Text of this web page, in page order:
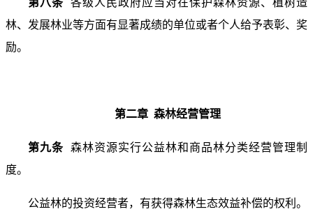
第八条 各级人民政府应当对在保护森林资源、植树造
林、发展林业等方面有显著成绩的单位或者个人给予表彰、奖
励。
第二章 森林经营管理
第九条 森林资源实行公益林和商品林分类经营管理制
度。
公益林的投资经营者，有获得森林生态效益补偿的权利。